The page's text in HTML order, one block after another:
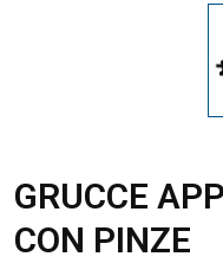
GRUCCE
CON PINZE